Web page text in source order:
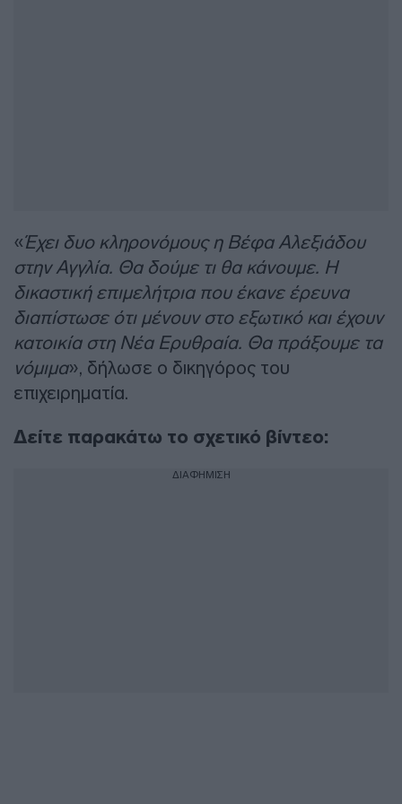
«Έχει δυο κληρονόμους η Βέφα Αλεξιάδου
στην Αγγλία. Θα δούμε τι θα κάνουμε. Η
δικαστική επιμελήτρια που έκανε έρευνα
διαπίστωσε ότι μένουν στο εξωτικό και έχουν
κατοικία στη Νέα Ερυθραία. Θα πράξουμε τα
νόμιμα», δήλωσε ο δικηγόρος του
επιχειρηματία.
Δείτε παρακάτω το σχετικό βίντεο:
ΔΙΑΦΗΜΙΣΗ